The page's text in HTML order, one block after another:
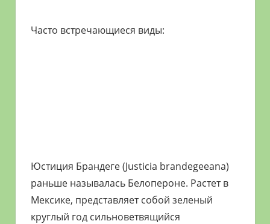
Часто встречающиеся виды:
Юстиция Брандеге (Justicia brandegeeana)
раньше называлась Белопероне. Растет в
Мексике, представляет собой зеленый
круглый год сильноветвящийся